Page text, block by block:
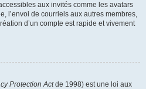
aux invités comme les avatars
l’envoi de courriels aux autres membres,
d’un compte est rapide et vivement
Protection Actde 1998) est une loi aux